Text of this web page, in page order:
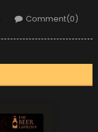
Comment(0)